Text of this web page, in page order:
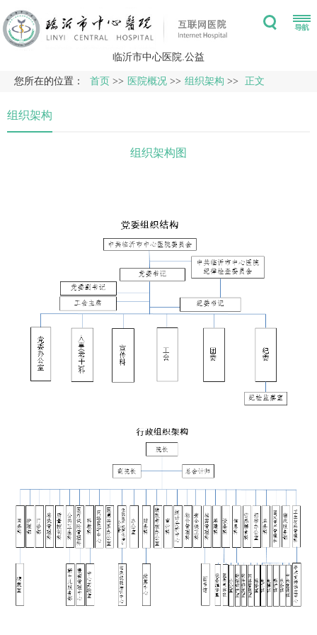
临沂市中心医院.公益
您所在的位置： 首页 >> 医院概况 >> 组织架构 >> 正文
组织架构
组织架构图